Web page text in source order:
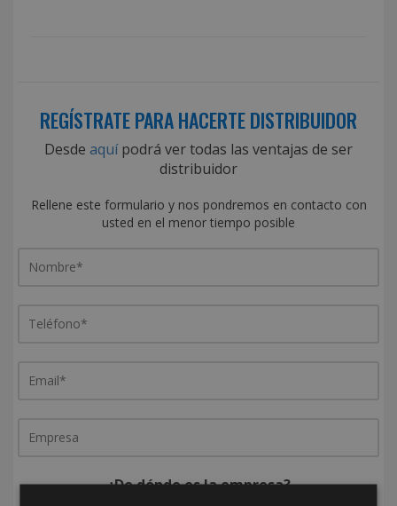
REGÍSTRATE PARA HACERTE DISTRIBUIDOR
Desde aquípodrá ver todas las ventajas de ser
distribuidor
Rellene este formulario y nos pondremos en contacto con
usted en el menor tiempo posible
¿De dónde es la empresa?